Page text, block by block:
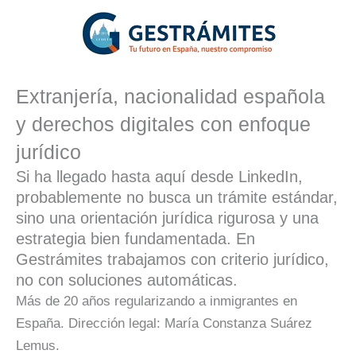
Extranjería, nacionalidad española
y derechos digitales con enfoque
jurídico
Si ha llegado hasta aquí desde LinkedIn,
probablemente no busca un trámite estándar,
sino una orientación jurídica rigurosa y una
estrategia bien fundamentada. En
Gestrámites trabajamos con criterio jurídico,
no con soluciones automáticas.
Más de 20 años regularizando a inmigrantes en
España. Dirección legal: María Constanza Suárez
Lemus.